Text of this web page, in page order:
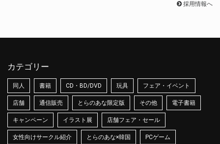
採用情報へ
カテゴリー
同人 書籍 CD・BD/DVD 玩具 フェア・イベント
店舗 通信販売 とらのあな限定版 その他 電子書籍
キャンペーン イラスト展 店舗フェア・セール
女性向けサークル紹介 とらのあな×韓国 PCゲーム